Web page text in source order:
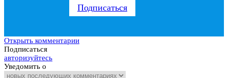
Подписаться
Открыть комментарии
Подписаться
авторизуйтесь
Уведомить о